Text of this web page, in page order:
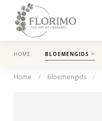
HOME BLOEMENGIDS
Home / Bloemengids /